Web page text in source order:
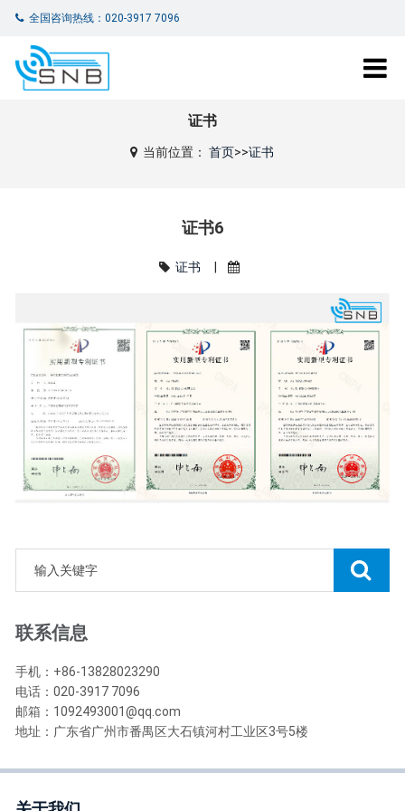
全国咨询热线：020-3917 7096
证书
当前位置：首页>>证书
证书6
证书 |
联系信息
手机：+86-13828023290
电话：020-3917 7096
邮箱：1092493001@qq.com
地址：广东省广州市番禺区大石镇河村工业区3号5楼